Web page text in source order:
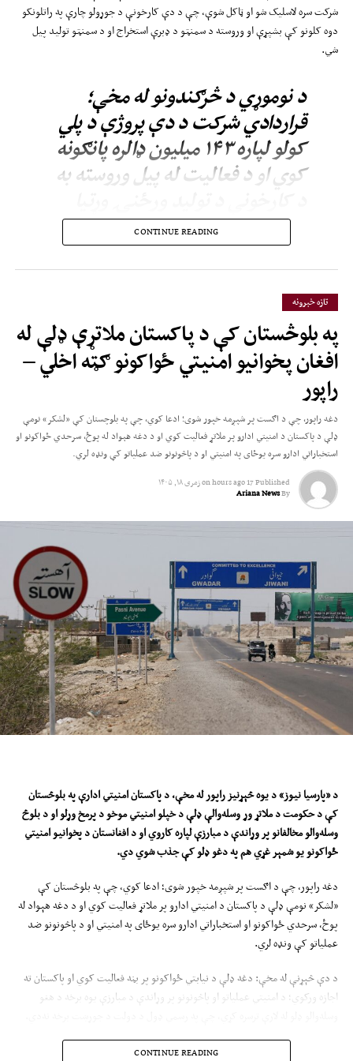
شرکت سره لاسلیک شو او ټاکل شوې، چې د دې کارخونې د جوړولو چارې په راتلونکو
دوه کلونو کې بشپړې او وروسته د سمنټو د ډبرې استخراج او د سمنټو تولید پیل
شي.
د نوموړي د څرګندونو له مخې؛
قراردادي شرکت د دې پروژې د پلي
کولو لپاره ۱۴۳ میلیون ډالره پانګونه
کوي او د فعالیت له پیل وروسته به
شاوخوا درې زره ټنو ته ورسېږي.
مسوولانو ويلي، د دې پروژې له فعالیت سره به شاوخوا پېنځه زره کسانو ته د کار
زمینه برابره شي.
د پروژې د چارو د پیل په مراسمو کې د ریاست‌الوزراء اقتصادي او اداري مرستیالانو او
د اسلامي امارت د کابینې یو شمېر وزیرانو هم ګډون کړی و.
د هرات د سمنټو پروژه د هېواد له لویو صنعتي پروژو څخه ګڼل کېږي، چې د دې
ولایت خلک له کلونو راپدېخوا د هغې د استخراج او سمنټو د تولید د پیل پر تمه ول.
ویل کیږي، چې دا پروژه د هرات ښار لویدیځ ته شاوخوا ۳۰ کیلومټرۍ واټن کې د
زنده‌جان ولسوالۍ په مربوطاتو کې موقعیت لري.
CONTINUE READING
تازه خبرونه
په بلوڅستان کې د پاکستان ملاتړې ډلې له
افغان پخوانیو امنیتي ځواکونو ګټه اخلي –
راپور
دغه راپور، چې د اګست پر شپږمه خپور شوی؛ ادعا کوي، چې په بلوچستان کې «لشکر» نومې
ډلې د پاکستان د امنیتي ادارو پر ملاتړ فعالیت کوي او د دغه هېواد له پوځ، سرحدي ځواکونو او
استخباراتي ادارو سره یوځای په امنیتي او د پاڅونونو ضد عملیاتو کې ونډه لري.
Published
17 hours ago
onزمری ۱۸, ۱۴۰۵
By
Ariana News
د «پارسیا نیوز» د یوه څېړنیز راپور له مخې، د پاکستان امنیتي ادارې په بلوڅستان
کې د حکومت د ملاتړ وړ وسله‌والې ډلې د خپلو امنیتي موخو د پرمخ وړلو او د بلوڅ
وسله‌والو مخالفانو پر وړاندې د مبارزې لپاره کاروي او د افغانستان د پخوانیو امنیتي
ځواکونو یو شمېر غړي هم په دغو ډلو کې جذب شوي دي.
دغه راپور، چې د اګست پر شپږمه خپور شوی؛ ادعا کوي، چې په بلوڅستان کې
«لشکر» نومې ډلې د پاکستان د امنیتي ادارو پر ملاتړ فعالیت کوي او د دغه هېواد له
پوځ، سرحدي ځواکونو او استخباراتي ادارو سره یوځای په امنیتي او د پاڅونونو ضد
عملیاتو کې ونډه لري.
د دې څېړنې له مخې: دغه ډلې د نیابتي ځواکونو پر بڼه فعالیت کوي او پاکستان ته
اجازه ورکوي؛ د امنیتي عملیاتو او پاڅونونو پر وړاندې د مبارزې یوه برخه د هغو
«پارسیا نیوز» ادعا کړې: د افغانستان د پخوانیو امنیتي ځواکونو یو شمېر غړي، چې په
CONTINUE READING